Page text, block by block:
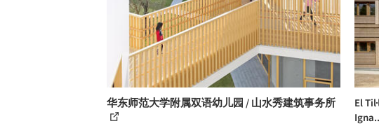
华东师范大学附属双语幼儿园 / 山水秀建筑事务所
El